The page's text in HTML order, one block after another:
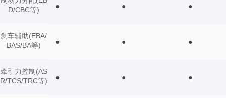
D/CBC等)
刹车辅助(EBA/
BAS/BA等)
牵引力控制(AS
R/TCS/TRC等)
● ● ●
● ● ●
● ● ●